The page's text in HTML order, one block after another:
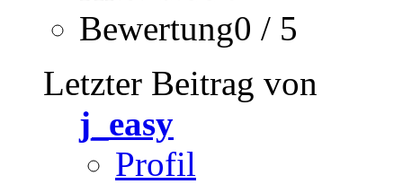
Bewertung0 / 5
Letzter Beitrag von
j_easy
Profil